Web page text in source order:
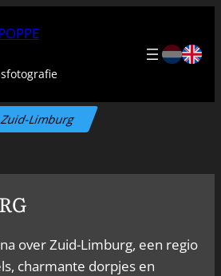
Zuid-Limburg
over Zuid-Limburg, een regio
charmante dorpjes en